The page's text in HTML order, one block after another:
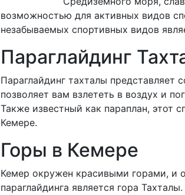
возможностью для активных видов
незабываемых спортивных видов
Параглайдинг
Параглайдинг тахталы представляет
позволяет вам взлететь в воздух и
Также известный как параплан, этот
Кемере.
Горы в Кемере
Кемер окружен красивыми горами, и
параглайдинга является гора